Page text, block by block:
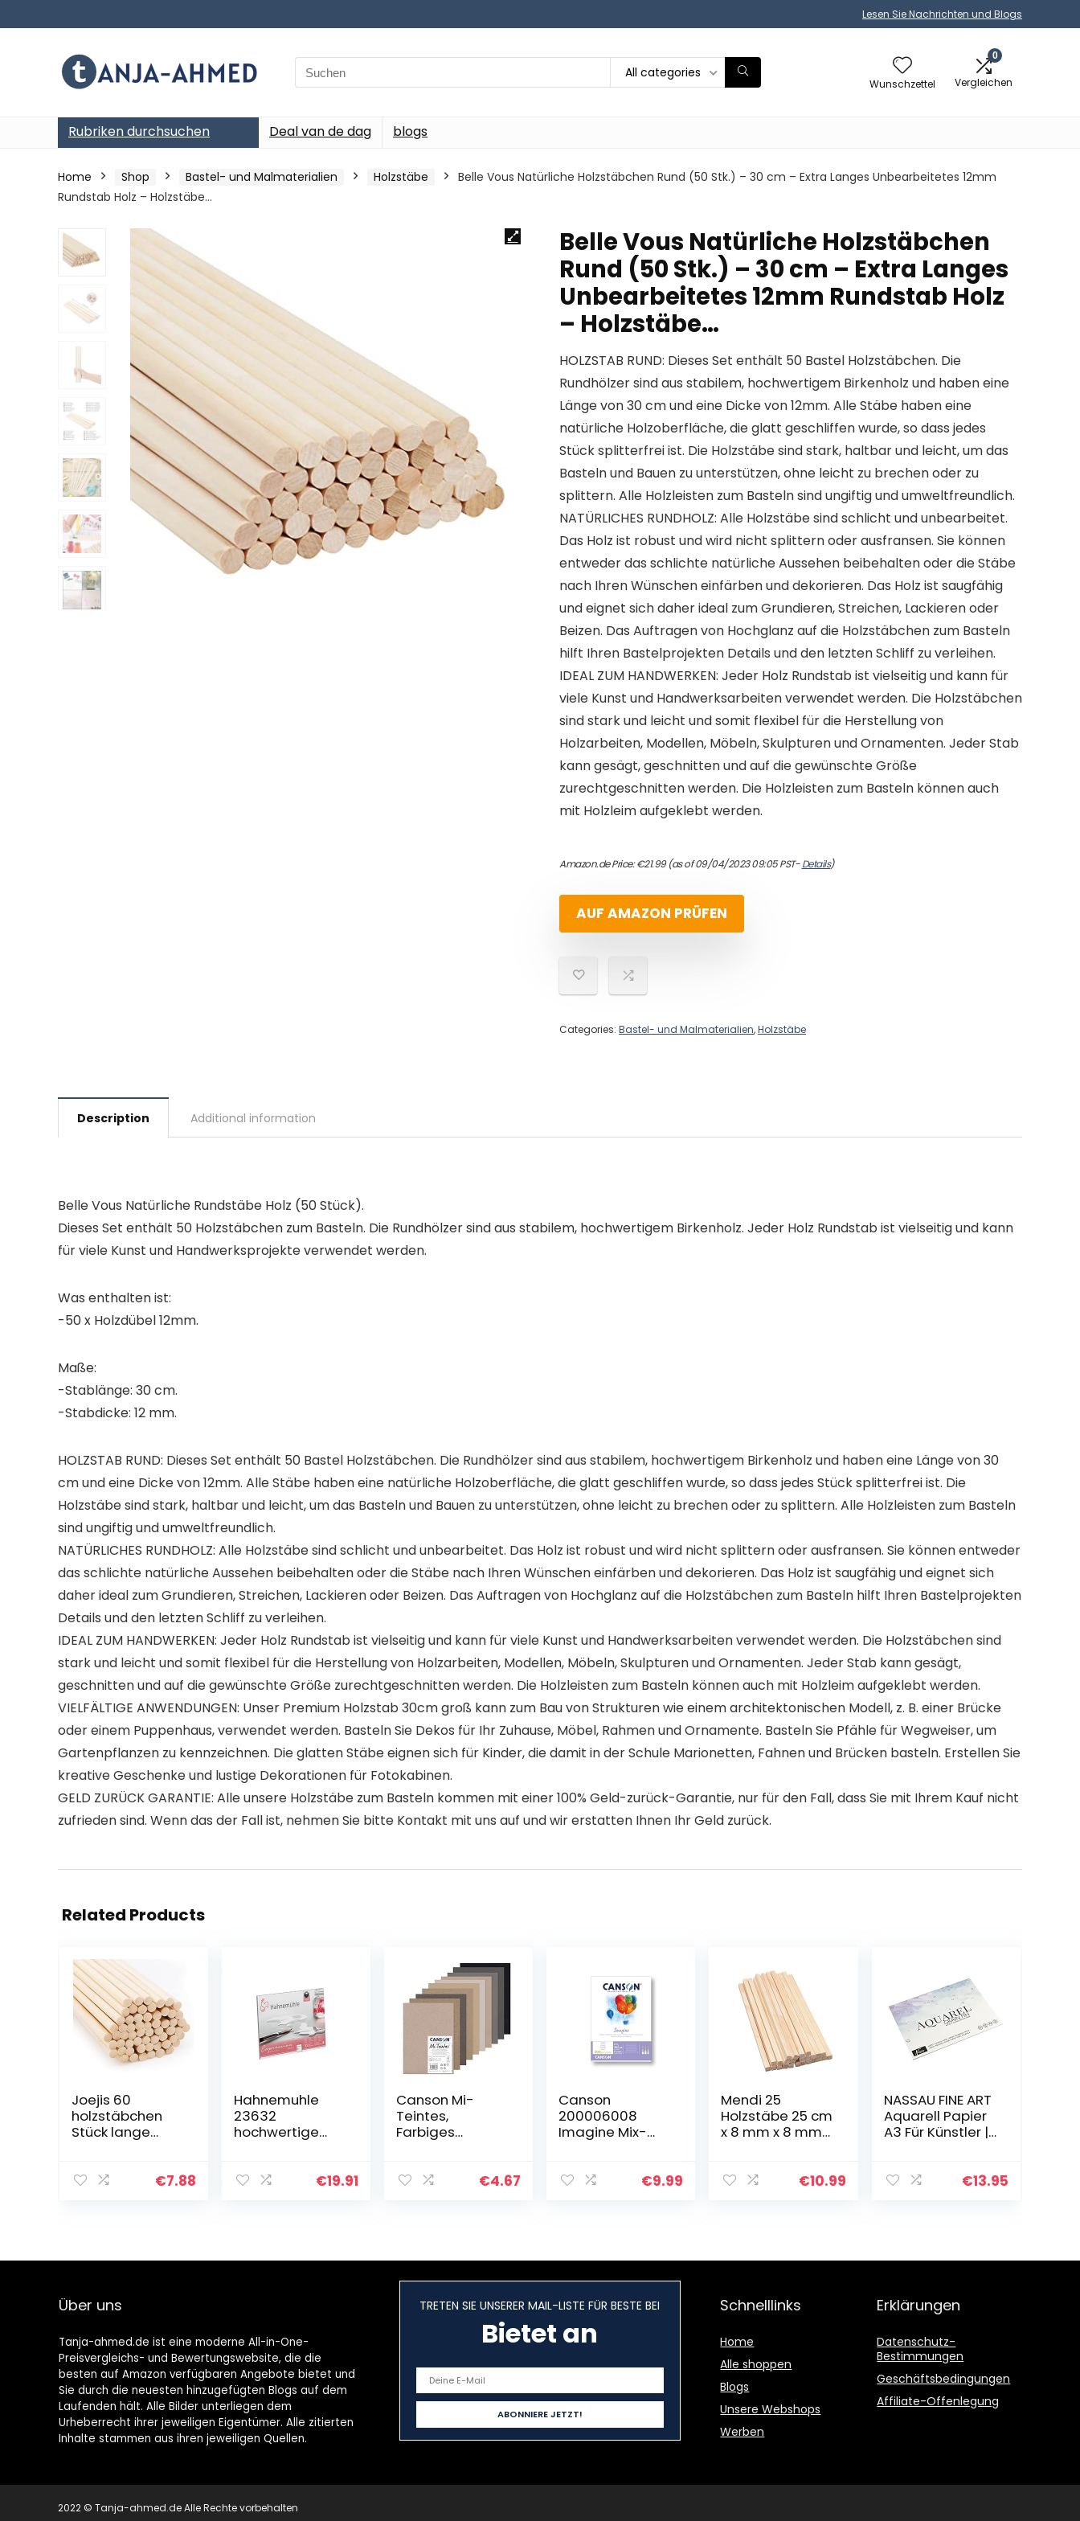
Lesen Sie Nachrichten und Blogs
Search
for:
All categories
Wunschzettel
0
Vergleichen
Rubriken durchsuchen Deal van de dag blogs
Home Shop Bastel- und Malmaterialien Holzstäbe
Belle Vous Natürliche Holzstäbchen Rund (50 Stk.) – 30 cm – Extra Langes Unbearbeitetes 12mm
Rundstab Holz – Holzstäbe…
Belle Vous Natürliche Holzstäbchen
Rund (50 Stk.) – 30 cm – Extra Langes
Unbearbeitetes 12mm Rundstab Holz
– Holzstäbe…
HOLZSTAB RUND: Dieses Set enthält 50 Bastel Holzstäbchen. Die
Rundhölzer sind aus stabilem, hochwertigem Birkenholz und haben eine
Länge von 30 cm und eine Dicke von 12mm. Alle Stäbe haben eine
natürliche Holzoberfläche, die glatt geschliffen wurde, so dass jedes
Stück splitterfrei ist. Die Holzstäbe sind stark, haltbar und leicht, um das
Basteln und Bauen zu unterstützen, ohne leicht zu brechen oder zu
splittern. Alle Holzleisten zum Basteln sind ungiftig und umweltfreundlich.
NATÜRLICHES RUNDHOLZ: Alle Holzstäbe sind schlicht und unbearbeitet.
Das Holz ist robust und wird nicht splittern oder ausfransen. Sie können
entweder das schlichte natürliche Aussehen beibehalten oder die Stäbe
nach Ihren Wünschen einfärben und dekorieren. Das Holz ist saugfähig
und eignet sich daher ideal zum Grundieren, Streichen, Lackieren oder
Beizen. Das Auftragen von Hochglanz auf die Holzstäbchen zum Basteln
hilft Ihren Bastelprojekten Details und den letzten Schliff zu verleihen.
IDEAL ZUM HANDWERKEN: Jeder Holz Rundstab ist vielseitig und kann für
viele Kunst und Handwerksarbeiten verwendet werden. Die Holzstäbchen
sind stark und leicht und somit flexibel für die Herstellung von
Holzarbeiten, Modellen, Möbeln, Skulpturen und Ornamenten. Jeder Stab
kann gesägt, geschnitten und auf die gewünschte Größe
zurechtgeschnitten werden. Die Holzleisten zum Basteln können auch
mit Holzleim aufgeklebt werden.
Amazon.de Price:€21.99(as of 09/04/2023 09:05 PST-Details)
AUF AMAZON PRÜFEN
Categories: Bastel- und Malmaterialien,Holzstäbe
Description Additional information
Belle Vous Natürliche Rundstäbe Holz (50 Stück).
Dieses Set enthält 50 Holzstäbchen zum Basteln. Die Rundhölzer sind aus stabilem, hochwertigem Birkenholz. Jeder Holz Rundstab ist vielseitig und kann
für viele Kunst und Handwerksprojekte verwendet werden.
Was enthalten ist:
-50 x Holzdübel 12mm.
Maße:
-Stablänge: 30 cm.
-Stabdicke: 12 mm.
HOLZSTAB RUND: Dieses Set enthält 50 Bastel Holzstäbchen. Die Rundhölzer sind aus stabilem, hochwertigem Birkenholz und haben eine Länge von 30
cm und eine Dicke von 12mm. Alle Stäbe haben eine natürliche Holzoberfläche, die glatt geschliffen wurde, so dass jedes Stück splitterfrei ist. Die
Holzstäbe sind stark, haltbar und leicht, um das Basteln und Bauen zu unterstützen, ohne leicht zu brechen oder zu splittern. Alle Holzleisten zum Basteln
sind ungiftig und umweltfreundlich.
NATÜRLICHES RUNDHOLZ: Alle Holzstäbe sind schlicht und unbearbeitet. Das Holz ist robust und wird nicht splittern oder ausfransen. Sie können entweder
das schlichte natürliche Aussehen beibehalten oder die Stäbe nach Ihren Wünschen einfärben und dekorieren. Das Holz ist saugfähig und eignet sich
daher ideal zum Grundieren, Streichen, Lackieren oder Beizen. Das Auftragen von Hochglanz auf die Holzstäbchen zum Basteln hilft Ihren Bastelprojekten
Details und den letzten Schliff zu verleihen.
IDEAL ZUM HANDWERKEN: Jeder Holz Rundstab ist vielseitig und kann für viele Kunst und Handwerksarbeiten verwendet werden. Die Holzstäbchen sind
stark und leicht und somit flexibel für die Herstellung von Holzarbeiten, Modellen, Möbeln, Skulpturen und Ornamenten. Jeder Stab kann gesägt,
geschnitten und auf die gewünschte Größe zurechtgeschnitten werden. Die Holzleisten zum Basteln können auch mit Holzleim aufgeklebt werden.
VIELFÄLTIGE ANWENDUNGEN: Unser Premium Holzstab 30cm groß kann zum Bau von Strukturen wie einem architektonischen Modell, z. B. einer Brücke
oder einem Puppenhaus, verwendet werden. Basteln Sie Dekos für Ihr Zuhause, Möbel, Rahmen und Ornamente. Basteln Sie Pfähle für Wegweiser, um
Gartenpflanzen zu kennzeichnen. Die glatten Stäbe eignen sich für Kinder, die damit in der Schule Marionetten, Fahnen und Brücken basteln. Erstellen Sie
kreative Geschenke und lustige Dekorationen für Fotokabinen.
GELD ZURÜCK GARANTIE: Alle unsere Holzstäbe zum Basteln kommen mit einer 100% Geld-zurück-Garantie, nur für den Fall, dass Sie mit Ihrem Kauf nicht
zufrieden sind. Wenn das der Fall ist, nehmen Sie bitte Kontakt mit uns auf und wir erstatten Ihnen Ihr Geld zurück.
Related Products
Joejis 60
holzstäbchen
Stück lange
Bambusholz
mm…
€7.88
Hahnemuhle
23632
hochwertige
€19.91
Canson Mi-
Teintes,
Farbiges
Bienenwaben-
€4.67
Canson
200006008
Imagine Mix-
– 21 x 29,7 cm€9.99
Mendi 25
Holzstäbe 25 cm
x 8 mm x 8 mm
€10.99
NASSAU FINE ART
Aquarell Papier
A3 Für Künstler |
300 g/m² |
€13.95
Über uns
Tanja-ahmed.de ist eine moderne All-in-One-
Preisvergleichs- und Bewertungswebsite, die die
besten auf Amazon verfügbaren Angebote bietet und
Sie durch die neuesten hinzugefügten Blogs auf dem
Laufenden hält. Alle Bilder unterliegen dem
Urheberrecht ihrer jeweiligen Eigentümer. Alle zitierten
Inhalte stammen aus ihren jeweiligen Quellen.
TRETEN SIE UNSERER MAIL-LISTE FÜR BESTE BEI
Bietet an
Schnelllinks
Home
Alle shoppen
Blogs
Unsere Webshops
Werben
Erklärungen
Datenschutz-
Bestimmungen
Geschäftsbedingungen
Affiliate-Offenlegung
2022 © Tanja-ahmed.de Alle Rechte vorbehalten